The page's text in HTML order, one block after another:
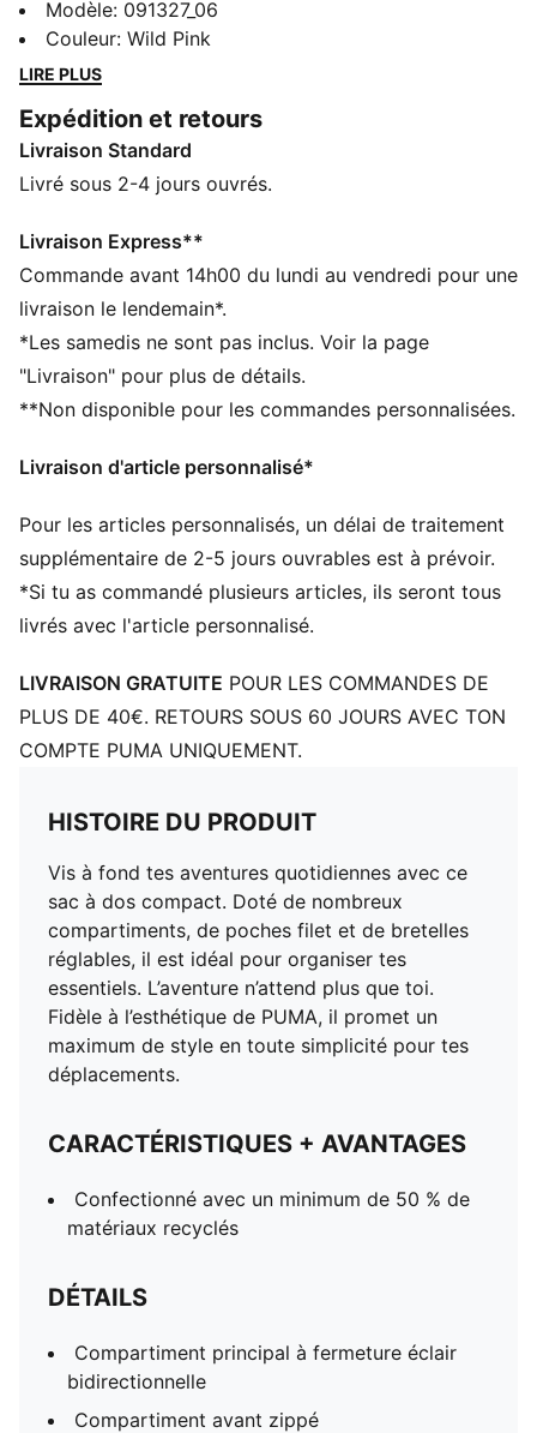
dos compact. Doté de nombreux compartiments, de
poches filet et de bretelles réglables, il est idéal pour
organiser tes essentiels. L’aventure n’attend plus que
maximum de style en toute simplicité pour tes
déplacements.
CARACTÉRISTIQUES + AVANTAGES
recyclés
DÉTAILS
Compartiment principal à fermeture éclair
Compartiment avant zippé
Poche avant zippée
Deux poches filet sur les côtés
Volume : 13 L
Modèle: 091327_06
Couleur: Wild Pink
LIRE PLUS
Expédition et retours
Livraison Standard
Livré sous 2-4 jours ouvrés.
Livraison Express**
Commande avant 14h00 du lundi au vendredi pour une
livraison le lendemain*.
*Les samedis ne sont pas inclus. Voir la page
"Livraison" pour plus de détails.
**Non disponible pour les commandes personnalisées.
Livraison d'article personnalisé*
Pour les articles personnalisés, un délai de traitement
supplémentaire de 2-5 jours ouvrables est à prévoir.
*Si tu as commandé plusieurs articles, ils seront tous
livrés avec l'article personnalisé.
LIVRAISON GRATUITE POUR LES COMMANDES DE
PLUS DE 40€. RETOURS SOUS 60 JOURS AVEC TON
COMPTE PUMA UNIQUEMENT.
HISTOIRE DU PRODUIT
Vis à fond tes aventures quotidiennes avec ce
sac à dos compact. Doté de nombreux
compartiments, de poches filet et de bretelles
réglables, il est idéal pour organiser tes
essentiels. L’aventure n’attend plus que toi.
Fidèle à l’esthétique de PUMA, il promet un
maximum de style en toute simplicité pour tes
déplacements.
CARACTÉRISTIQUES + AVANTAGES
Confectionné avec un minimum de 50 % de
matériaux recyclés
DÉTAILS
Compartiment principal à fermeture éclair
bidirectionnelle
Compartiment avant zippé